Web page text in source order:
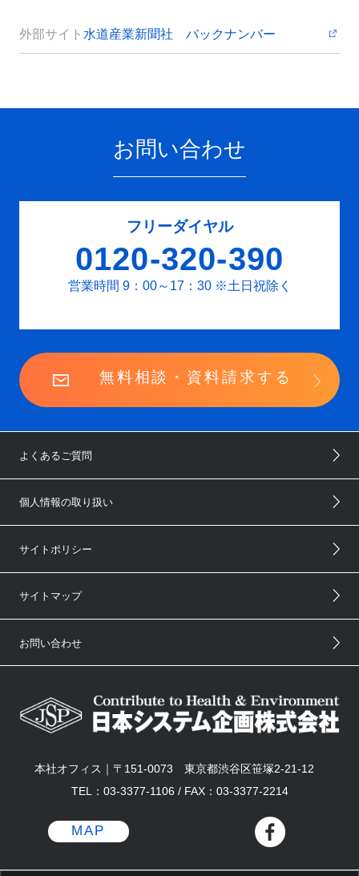
外部サイト 水道産業新聞社 バックナンバー
お問い合わせ
フリーダイヤル
0120-320-390
営業時間 9：00～17：30 ※土日祝除く
無料相談・資料請求する
よくあるご質問
個人情報の取り扱い
サイトポリシー
サイトマップ
お問い合わせ
本社オフィス｜〒151-0073 東京都渋谷区笹塚2-21-12
MAP
TEL：03-3377-1106 / FAX：03-3377-2214